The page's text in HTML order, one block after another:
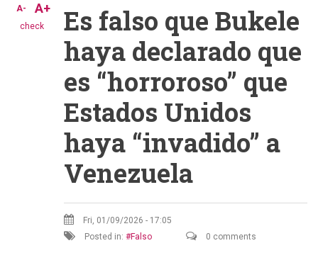
check
A- A+
Es falso que Bukele
haya declarado que
es “horroroso” que
Estados Unidos
haya “invadido” a
Venezuela
Fri, 01/09/2026 - 17:05
Posted in:
Falso 0 comments